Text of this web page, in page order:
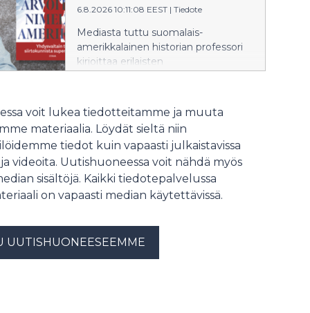
käynnistyy elokuussa
teoksella Game Changer –
Käänteentekijä.
6.8.2026 10:11:08 EEST | Tiedote
Mediasta tuttu suomalais-
amerikkalainen historian professori
kirjoittaa erilaisten
voit lukea tiedotteitamme ja muuta
materiaalia. Löydät sieltä niin
tiedot kuin vapaasti julkaistavissa
videoita. Uutishuoneessa voit nähdä myös
sisältöjä. Kaikki tiedotepalvelussa
on vapaasti median käytettävissä.
UUTISHUONEESEEMME